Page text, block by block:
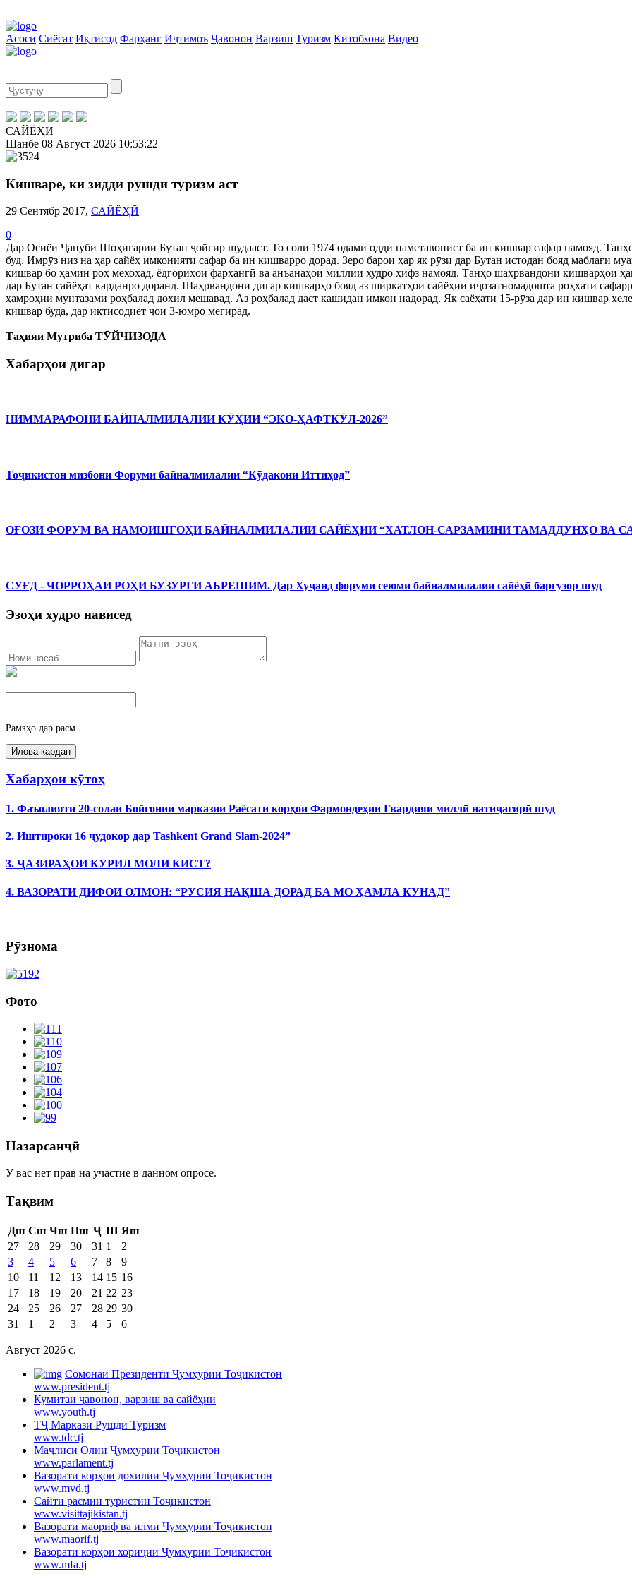
Асосӣ Сиёсат Иқтисод Фарҳанг Иҷтимоъ Ҷавонон Варзиш Туризм Китобхона Видео
САЙЁҲӢ
Шанбе 08 Август 2026 10:53:23
Кишваре, ки зидди рушди туризм аст
29 Сентябр 2017, САЙЁҲӢ
0
Дар Осиёи Ҷанубӣ Шоҳигарии Бутан ҷойгир шудааст. То соли 1974 одами оддӣ наметавонист ба ин кишвар сафар намояд.
буд. Имрӯз низ на ҳар сайёҳ имконияти сафар ба ин кишварро дорад. Зеро барои ҳар як рӯзи дар Бутан истодан бояд маблағи
кишвар бо ҳамин роҳ мехоҳад, ёдгориҳои фарҳангӣ ва анъанаҳои миллии худро ҳифз намояд. Танҳо шаҳрвандони кишварҳои
дар Бутан сайёҳат карданро доранд. Шаҳрвандони дигар кишварҳо бояд аз ширкатҳои сайёҳии иҷозатномадошта роҳхати
ҳамроҳии мунтазами роҳбалад дохил мешавад. Аз роҳбалад даст кашидан имкон надорад. Як саёҳати 15-рӯза дар ин кишвар
кишвар буда, дар иқтисодиёт ҷои 3-юмро мегирад.
Таҳияи Мутриба ТӮЙЧИЗОДА
Хабарҳои дигар
НИММАРАФОНИ БАЙНАЛМИЛАЛИИ КӮҲИИ “ЭКО-ҲАФТКӮЛ-2026”
Тоҷикистон мизбони Форуми байналмилалии “Кӯдакони Иттиҳод”
ОҒОЗИ ФОРУМ ВА НАМОИШГОҲИ БАЙНАЛМИЛАЛИИ САЙЁҲИИ “ХАТЛОН-САРЗАМИНИ ТАМАДДУНҲО ВА
СУҒД - ЧОРРОҲАИ РОҲИ БУЗУРГИ АБРЕШИМ. Дар Хуҷанд форуми сеюми байналмилалии сайёҳӣ баргузор шуд
Эзоҳи худро нависед
Рамзҳо дар расм
Хабарҳои кӯтоҳ
1. Фаъолияти 20-солаи Бойгонии марказии Раёсати корҳои Фармондеҳии Гвардияи миллӣ натиҷагирӣ шуд
2. Иштироки 16 ҷудокор дар Tashkent Grand Slam-2024”
3. ҶАЗИРАҲОИ КУРИЛ МОЛИ КИСТ?
4. ВАЗОРАТИ ДИФОИ ОЛМОН: “РУСИЯ НАҚША ДОРАД БА МО ҲАМЛА КУНАД”
Рӯзнома
Фото
Назарсанҷӣ
У вас нет прав на участие в данном опросе.
Тақвим
Дш Сш Чш Пш Ҷ Ш Яш
27
28 29 30 31 1
2
3
4 5 6 7 8
9
10
11 12 13 14 15 16
17
18 19 20 21 22 23
24
25 26 27 28 29 30
31
1 2 3 4 5 6
Август 2026 c.
Cомонаи Президенти Ҷумҳурии Тоҷикистон
www.president.tj
Кумитаи ҷавонон, варзиш ва сайёҳии
www.youth.tj
ТҶ Маркази Рушди Туризм
www.tdc.tj
Маҷлиси Олии Ҷумҳурии Тоҷикистон
www.parlament.tj
Вазорати корҳои дохилии Ҷумҳурии Тоҷикистон
www.mvd.tj
Сайти расмии туристии Тоҷикистон
www.visittajikistan.tj
Вазорати маориф ва илми Ҷумҳурии Тоҷикистон
www.maorif.tj
Вазорати корҳои хориҷии Ҷумҳурии Тоҷикистон
www.mfa.tj